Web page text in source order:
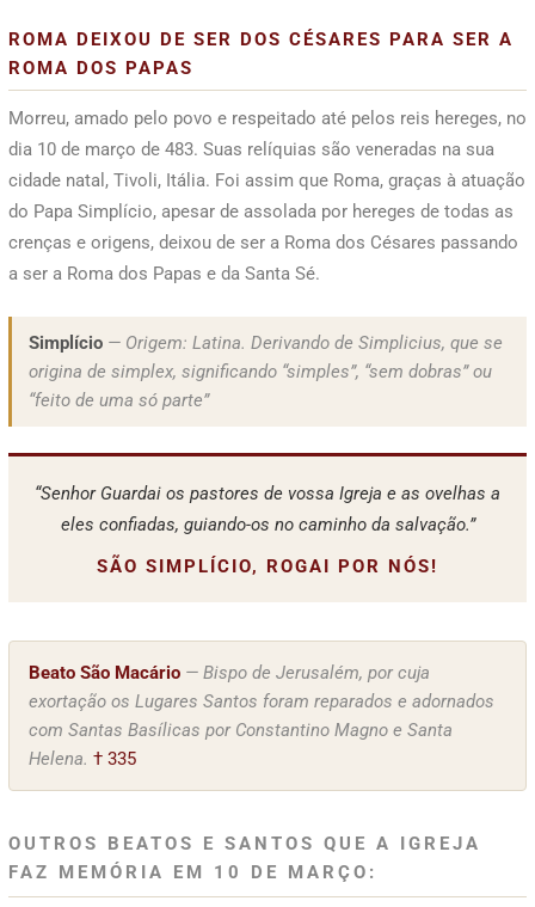
ROMA DEIXOU DE SER DOS CÉSARES PARA SER A
ROMA DOS PAPAS
Morreu, amado pelo povo e respeitado até pelos reis hereges, no
dia 10 de março de 483. Suas relíquias são veneradas na sua
cidade natal, Tivoli, Itália. Foi assim que Roma, graças à atuação
do Papa Simplício, apesar de assolada por hereges de todas as
crenças e origens, deixou de ser a Roma dos Césares passando
a ser a Roma dos Papas e da Santa Sé.
Simplício — Origem: Latina. Derivando de Simplicius, que se
origina de simplex, significando “simples”, “sem dobras” ou
“feito de uma só parte”
“Senhor Guardai os pastores de vossa Igreja e as ovelhas a
eles confiadas, guiando-os no caminho da salvação.”
SÃO SIMPLÍCIO, ROGAI POR NÓS!
Beato São Macário — Bispo de Jerusalém, por cuja
exortação os Lugares Santos foram reparados e adornados
com Santas Basílicas por Constantino Magno e Santa
Helena. † 335
OUTROS BEATOS E SANTOS QUE A IGREJA
FAZ MEMÓRIA EM 10 DE MARÇO: